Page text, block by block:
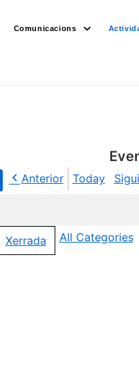
Comunicacions
Anterior Today
Xerrada All Categories